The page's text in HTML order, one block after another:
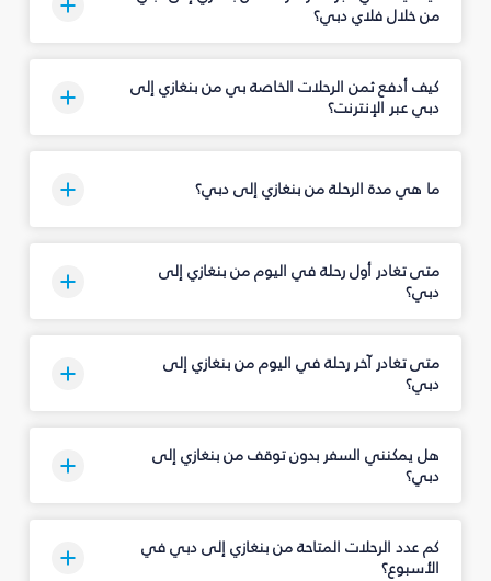
من خلال فلاي دبي؟
كيف أدفع ثمن الرحلات الخاصة بي من بنغازي إلى
دبي عبر الإنترنت؟
ما هي مدة الرحلة من بنغازي إلى دبي؟
متى تغادر أول رحلة في اليوم من بنغازي إلى
دبي؟
متى تغادر آخر رحلة في اليوم من بنغازي إلى
دبي؟
هل يمكنني السفر بدون توقف من بنغازي إلى
دبي؟
كم عدد الرحلات المتاحة من بنغازي إلى دبي في
الأسبوع؟